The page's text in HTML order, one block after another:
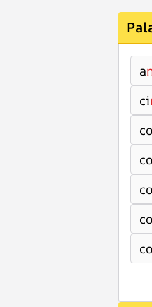
a
ci
co
co
co
co
co